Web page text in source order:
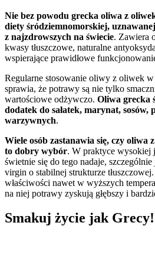
Nie bez powodu grecka oliwa z
diety śródziemnomorskiej,
z najzdrowszych na świecie. Zawiera
kwasy tłuszczowe, naturalne
wspierające prawidłowe
Regularne stosowanie oliwy z oliwek
sprawia, że potrawy są nie tylko
wartościowe odżywczo. Oliwa grecka
dodatek do sałatek, marynat, sosów,
warzywnych.
Wiele osób zastanawia się, czy oliwa
to dobry wybór. W praktyce wysokiej
świetnie się do tego nadaje,
virgin o stabilnej strukturze
właściwości nawet w wyższych
na niej potrawy zyskują głębszy i
Smakuj życie jak Grecy!